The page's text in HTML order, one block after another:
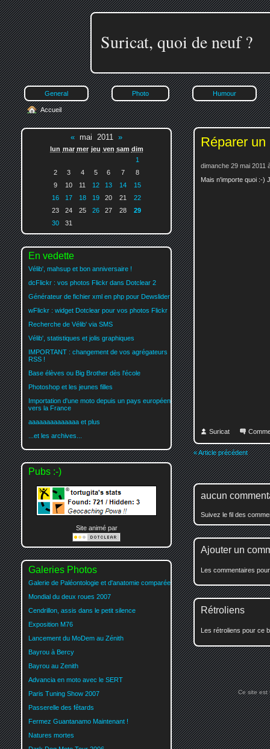
Suricat, quoi de neuf ?
General Photo Humour
Réparer
dimanche 29 mai 2011
Mais n'importe quoi :-)
Suricat
« Article précédent
aucun
Suivez le fil des
Ajouter un
Les commentaires
Rétroliens
Les rétroliens pour ce
Accueil
« mai 2011 »
lun mar mer jeu ven sam dim
1
2
3 4 5 6 7
8
9
10 11 12 13 14
15
16
17 18 19 20 21
22
23
24 25 26 27 28
29
30
31
En vedette
Vélib', mahsup et bon anniversaire !
dcFlickr : vos photos Flickr dans Dotclear 2
Générateur de fichier xml en php pour Dewslider
wFlickr : widget Dotclear pour vos photos Flickr
Recherche de Vélib' via SMS
Vélib', statistiques et jolis graphiques
IMPORTANT : changement de vos agrégateurs
RSS !
Base élèves ou Big Brother dès l'école
Photoshop et les jeunes filles
Importation d'une moto depuis un pays européen
vers la France
aaaaaaaaaaaaaa et plus
...et les archives...
Pubs :-)
Site animé par
Galeries Photos
Galerie de Paléontologie et d'anatomie comparée
Mondial du deux roues 2007
Cendrillon, assis dans le petit silence
Exposition M76
Lancement du MoDem au Zénith
Bayrou à Bercy
Bayrou au Zenith
Advancia en moto avec le SERT
Paris Tuning Show 2007
Passerelle des fêtards
Fermez Guantanamo Maintenant !
Natures mortes
Ce site est